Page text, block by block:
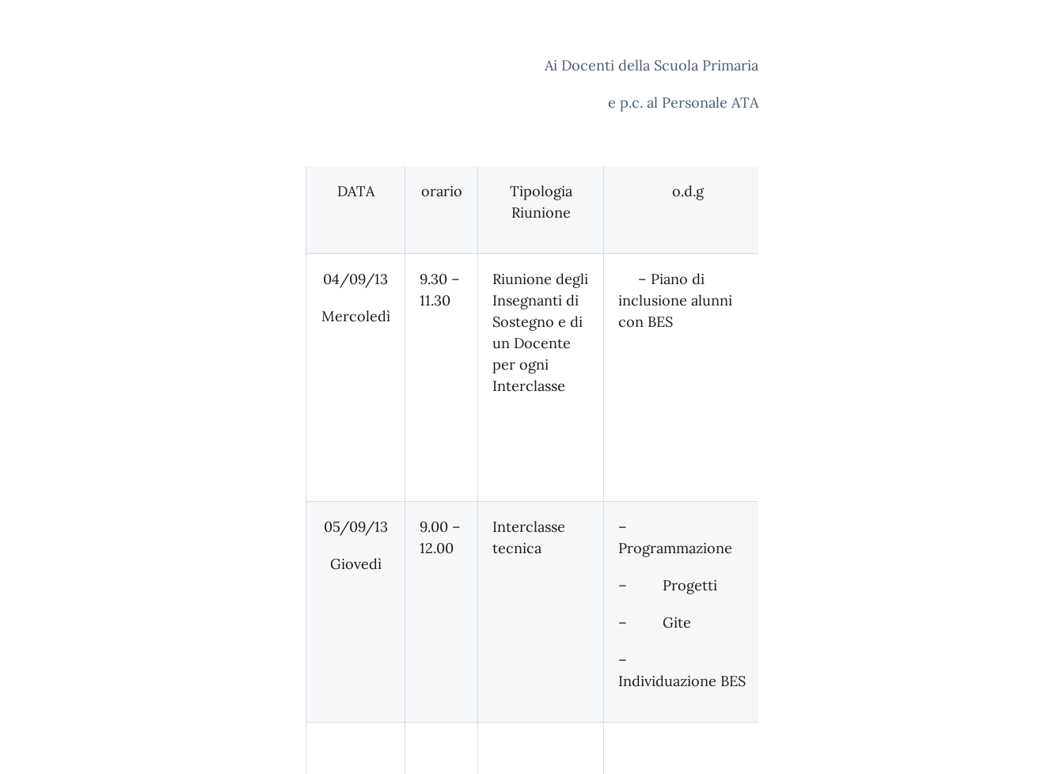
Ai Docenti della Scuola Primaria
e p.c. al Personale ATA
DATA orario
Tipologia
Riunione
o.d.g
04/09/13
Mercoledì
9.30 –
11.30
Riunione degli
Insegnanti di
Sostegno e di
un Docente
per ogni
Interclasse
– Piano di
inclusione alunni
con BES
05/09/13
Giovedì
9.00 –
12.00
Interclasse
tecnica
–
Programmazione
– Progetti
– Gite
–
Individuazione BES